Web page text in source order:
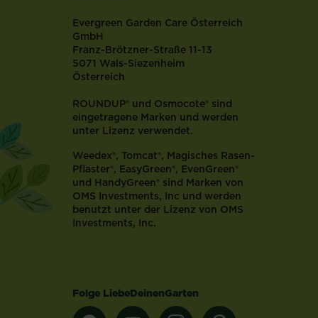
welches
zum
Beispiel
in
vulkanischem
Gestein
zu
finden
ist.
seine
Schwamm-
ähnliche...
Evergreen Garden Care Österreich
GmbH
Franz-Brötzner-Straße 11-13
5071 Wals-Siezenheim
Österreich
ROUNDUP® und Osmocote® sind
eingetragene Marken und werden
unter Lizenz verwendet.
Weedex®, Tomcat®, Magisches Rasen-
Pflaster®, EasyGreen®, EvenGreen®
und HandyGreen® sind Marken von
OMS Investments, Inc und werden
benutzt unter der Lizenz von OMS
Investments, Inc.
Folge LiebeDeinenGarten